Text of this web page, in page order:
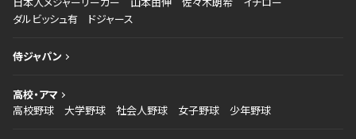
ダルビッシュ有
ドジャース
侍ジャパン
高校・アマ
高校野球
大学野球 社会人野球 女子野球 少年野球